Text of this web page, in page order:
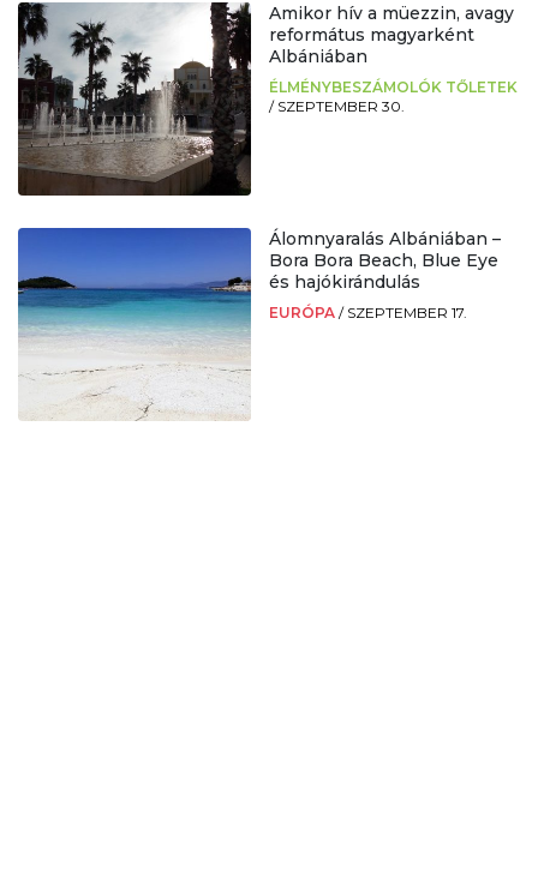
Amikor hív a müezzin, avagy
református magyarként
Albániában
ÉLMÉNYBESZÁMOLÓK TŐLETEK
/ SZEPTEMBER 30.
Álomnyaralás Albániában –
Bora Bora Beach, Blue Eye
és hajókirándulás
EURÓPA / SZEPTEMBER 17.